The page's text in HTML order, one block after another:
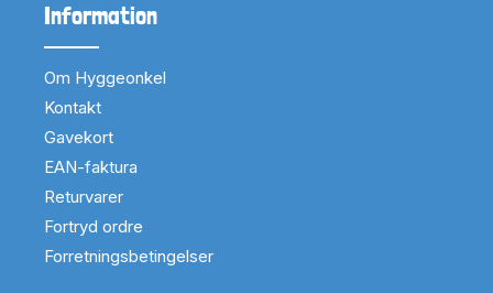
Information
Om Hyggeonkel
Kontakt
Gavekort
EAN-faktura
Returvarer
Fortryd ordre
Forretningsbetingelser